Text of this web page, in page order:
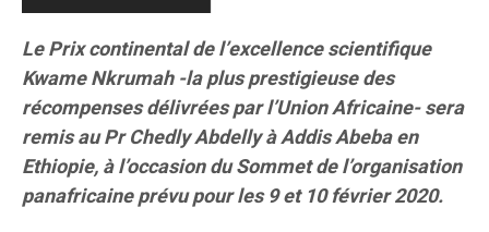
Le Prix continental de l’excellence scientifique
Kwame Nkrumah -la plus prestigieuse des
récompenses délivrées par l’Union Africaine- sera
remis au Pr Chedly Abdelly à Addis Abeba en
Ethiopie, à l’occasion du Sommet de l’organisation
panafricaine prévu pour les 9 et 10 février 2020.